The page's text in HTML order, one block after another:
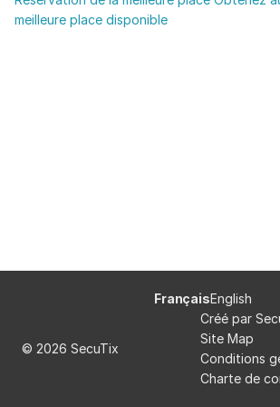
Seine
meilleure place disponible
Langue
courante
FrançaisEnglish
© 2026 SecuTix
Créé par
Site Map
Conditions
Charte de